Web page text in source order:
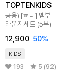
TOPTENKIDS
공용) [쿄니] 뱀부
라운지세트 (5부)
12,900 50%
KIDS
193 5 (92)